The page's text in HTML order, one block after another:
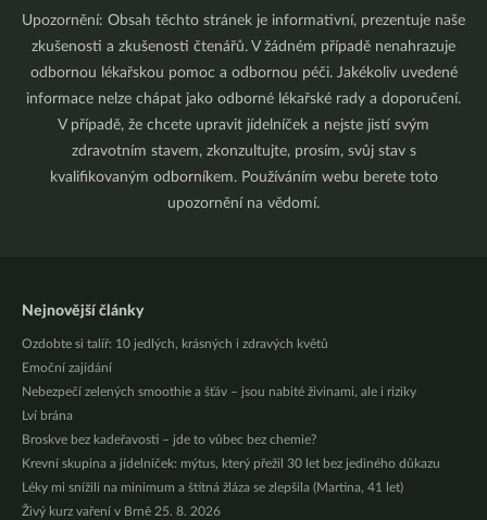
Upozornění: Obsah těchto stránek je informativní, prezentuje naše
zkušenosti a zkušenosti čtenářů. V žádném případě nenahrazuje
odbornou lékařskou pomoc a odbornou péči. Jakékoliv uvedené
informace nelze chápat jako odborné lékařské rady a doporučení.
V případě, že chcete upravit jídelníček a nejste jistí svým
zdravotním stavem, zkonzultujte, prosím, svůj stav s
kvalifikovaným odborníkem. Používáním webu berete toto
upozornění na vědomí.
Nejnovější články
Ozdobte si talíř: 10 jedlých, krásných i zdravých květů
Emoční zajídání
Nebezpečí zelených smoothie a šťáv – jsou nabité živinami, ale i riziky
Lví brána
Broskve bez kadeřavosti – jde to vůbec bez chemie?
Krevní skupina a jídelníček: mýtus, který přežil 30 let bez jediného důkazu
Léky mi snížili na minimum a štítná žláza se zlepšila (Martina, 41 let)
Živý kurz vaření v Brně 25. 8. 2026